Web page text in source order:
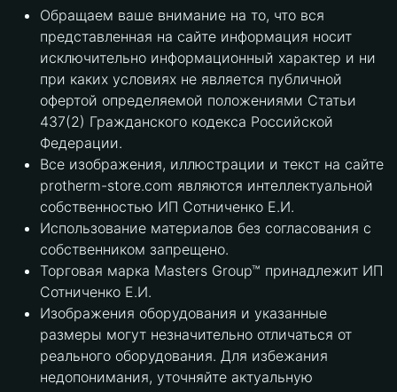
Обращаем ваше внимание на то, что вся
представленная на сайте информация носит
исключительно информационный характер и ни
при каких условиях не является публичной
офертой определяемой положениями Статьи
437(2) Гражданского кодекса Российской
Федерации.
Все изображения, иллюстрации и текст на сайте
protherm-store.com являются интеллектуальной
собственностью ИП Сотниченко Е.И.
Использование материалов без согласования с
собственником запрещено.
Торговая марка Masters Group™ принадлежит ИП
Сотниченко Е.И.
Изображения оборудования и указанные
размеры могут незначительно отличаться от
реального оборудования. Для избежания
недопонимания, уточняйте актуальную